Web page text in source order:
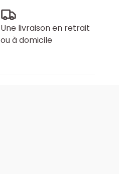
Une livraison en retrait
ou à domicile